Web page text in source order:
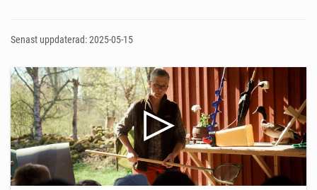
Senast uppdaterad: 2025-05-15